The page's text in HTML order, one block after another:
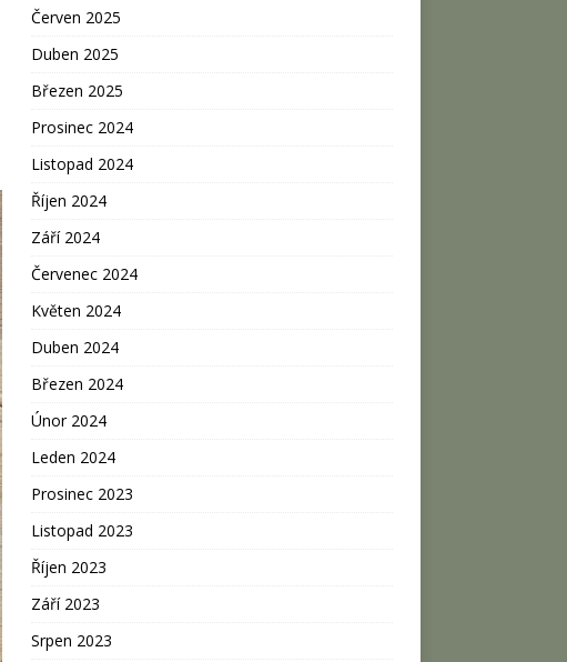
Červen 2025
Duben 2025
Březen 2025
Prosinec 2024
Listopad 2024
Říjen 2024
Září 2024
Červenec 2024
Květen 2024
Duben 2024
Březen 2024
Únor 2024
Leden 2024
Prosinec 2023
Listopad 2023
Říjen 2023
Září 2023
Srpen 2023